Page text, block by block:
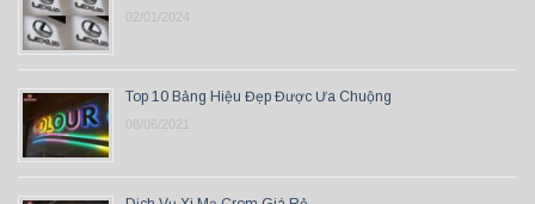
02/01/2024
Top 10 Bảng Hiệu Đẹp Được Ưa Chuộng
08/06/2021